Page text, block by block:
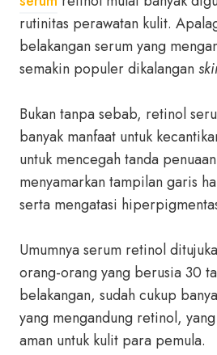
rutinitas perawatan kulit.
belakangan serum yang
semakin populer dikalangan
Bukan tanpa sebab, retinol
banyak manfaat untuk
untuk mencegah tanda
menyamarkan tampilan garis
serta mengatasi
Umumnya serum retinol
orang-orang yang berusia 30
belakangan, sudah cukup
yang mengandung retinol,
aman untuk kulit para pemula.